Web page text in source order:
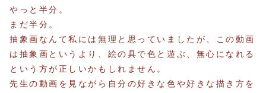
やっと半分。
まだ半分。
抽象画なんて私には無理と思っていましたが、この動画
は抽象画というより、絵の具で色と遊ぶ、無心になれる
という方が正しいかもしれません。
先生の動画を見ながら自分の好きな色や好きな描き方を